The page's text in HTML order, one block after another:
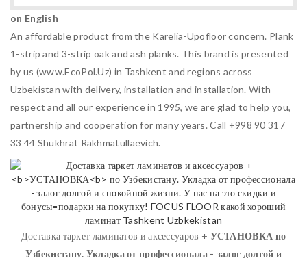
on English
An affordable product from the Karelia-Upofloor concern. Plank
1-strip and 3-strip oak and ash planks. This brand is presented
by us (www.EcoPol.Uz) in Tashkent and regions across
Uzbekistan with delivery, installation and installation. With
respect and all our experience in 1995, we are glad to help you,
partnership and cooperation for many years. Call +998 90 317
33 44 Shukhrat Rakhmatullaevich.
Доставка таркет ламинатов и аксессуаров + УСТАНОВКА по
Узбекистану. Укладка от профессионала - залог долгой и